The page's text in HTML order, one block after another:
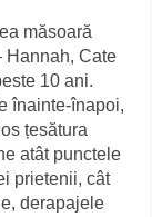
măsoară
Hannah, Cate
10 ani.
înainte-înapoi,
țesătura
atât punctele
prietenii, cât
derapajele